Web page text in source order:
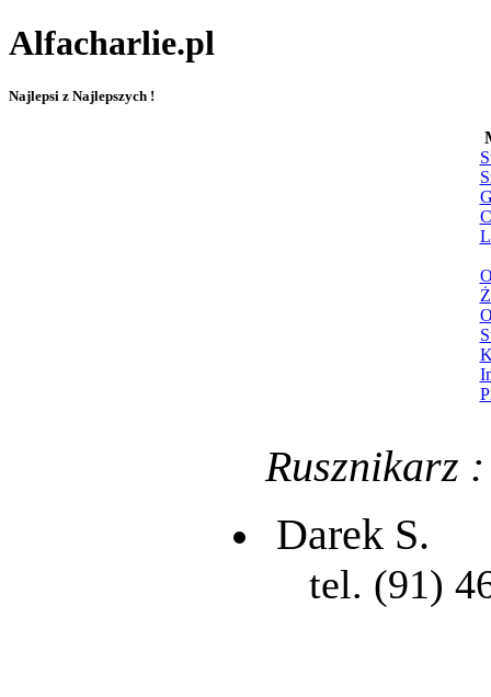
Alfacharlie.pl
Najlepsi z Najlepszych !
Rusznikarz :
Darek S.
tel. (91)